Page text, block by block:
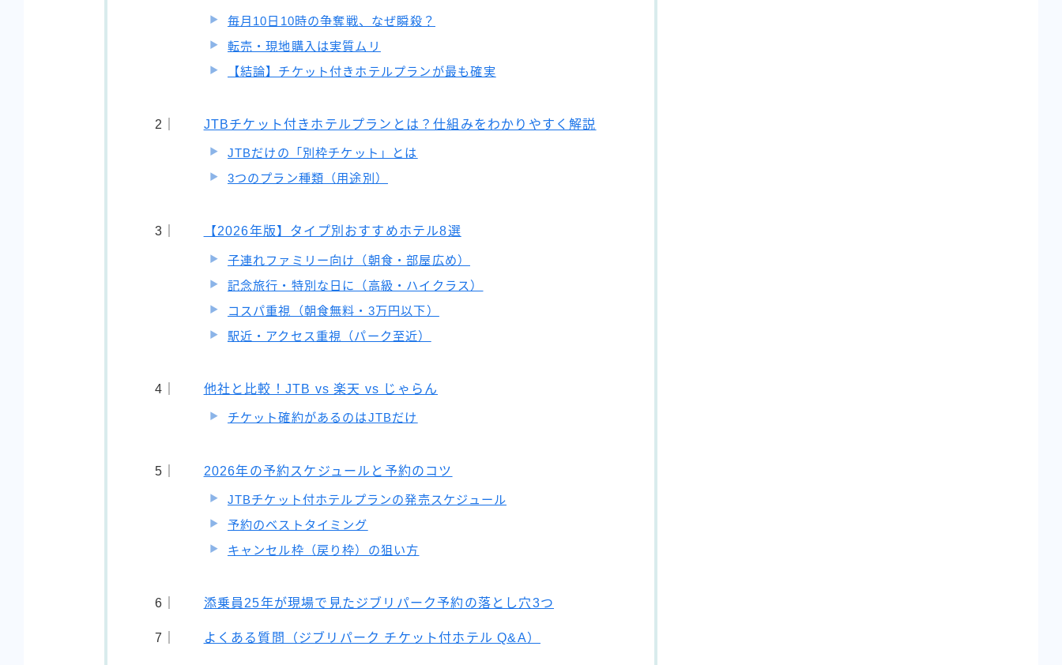
毎月10日10時の争奪戦、なぜ瞬殺？
転売・現地購入は実質ムリ
【結論】チケット付きホテルプランが最も確実
JTBチケット付きホテルプランとは？仕組みをわかりやすく解説
JTBだけの「別枠チケット」とは
3つのプラン種類（用途別）
【2026年版】タイプ別おすすめホテル8選
子連れファミリー向け（朝食・部屋広め）
記念旅行・特別な日に（高級・ハイクラス）
コスパ重視（朝食無料・3万円以下）
駅近・アクセス重視（パーク至近）
他社と比較！JTB vs 楽天 vs じゃらん
チケット確約があるのはJTBだけ
2026年の予約スケジュールと予約のコツ
JTBチケット付ホテルプランの発売スケジュール
予約のベストタイミング
キャンセル枠（戻り枠）の狙い方
添乗員25年が現場で見たジブリパーク予約の落とし穴3つ
よくある質問（ジブリパーク チケット付ホテル Q&A）